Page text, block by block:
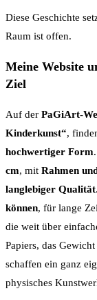
Diese Geschichte
Raum ist offen.
Meine Website
Ziel
Auf der PaGiArt-
Kinderkunst“,
hochwertiger Form
cm, mit Rahmen
langlebiger Qualität
können, für lange
die weit über
Papiers, das
schaffen ein ganz
physisches